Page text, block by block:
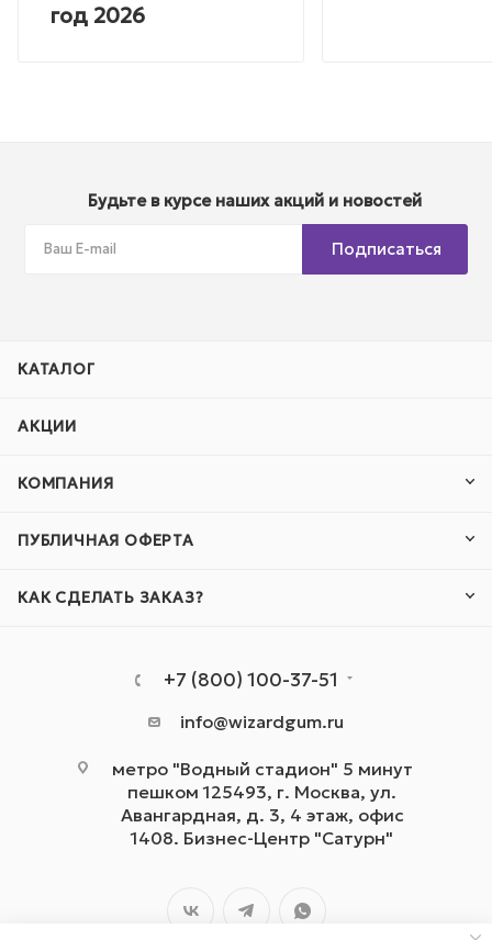
год 2026
Будьте в курсе наших акций и новостей
Подписаться
КАТАЛОГ
АКЦИИ
КОМПАНИЯ
ПУБЛИЧНАЯ ОФЕРТА
КАК СДЕЛАТЬ ЗАКАЗ?
+7 (800) 100-37-51
info@wizardgum.ru
метро "Водный стадион" 5 минут
пешком 125493, г. Москва, ул.
Авангардная, д. 3, 4 этаж, офис
1408. Бизнес-Центр "Сатурн"